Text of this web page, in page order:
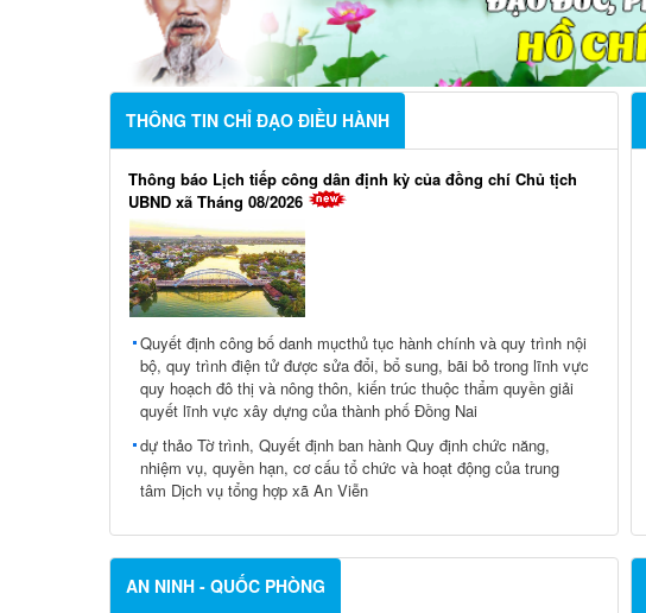
THÔNG TIN CHỈ ĐẠO ĐIỀU HÀNH
Thông báo Lịch tiếp công dân định kỳ của đồng chí Chủ tịch
UBND xã Tháng 08/2026
Quyết định công bố danh mụcthủ tục hành chính và quy trình nội
bộ, quy trình điện tử được sửa đổi, bổ sung, bãi bỏ trong lĩnh vực
quy hoạch đô thị và nông thôn, kiến trúc thuộc thẩm quyền giải
quyết lĩnh vực xây dựng của thành phố Đồng Nai
dự thảo Tờ trình, Quyết định ban hành Quy định chức năng,
nhiệm vụ, quyền hạn, cơ cấu tổ chức và hoạt động của trung
tâm Dịch vụ tổng hợp xã An Viễn
AN NINH - QUỐC PHÒNG